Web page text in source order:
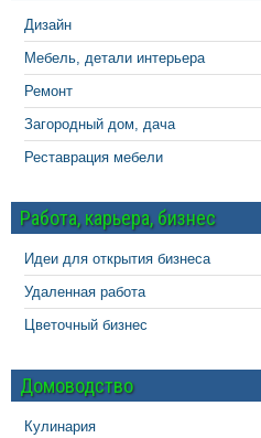
Дизайн
Мебель, детали интерьера
Ремонт
Загородный дом, дача
Реставрация мебели
Работа, карьера, бизнес
Идеи для открытия бизнеса
Удаленная работа
Цветочный бизнес
Домоводство
Кулинария